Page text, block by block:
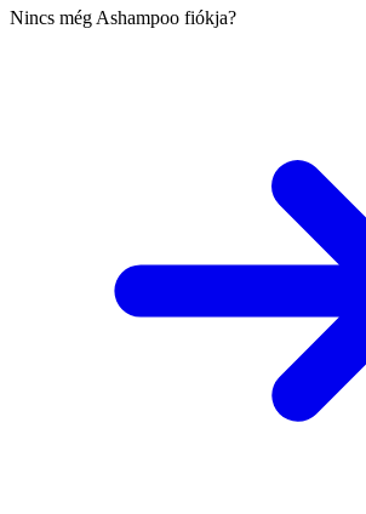
Nincs még Ashampoo fiókja?